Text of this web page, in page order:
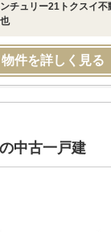
チュリー21トクスイ
物件を詳しく見る
中古一戸建